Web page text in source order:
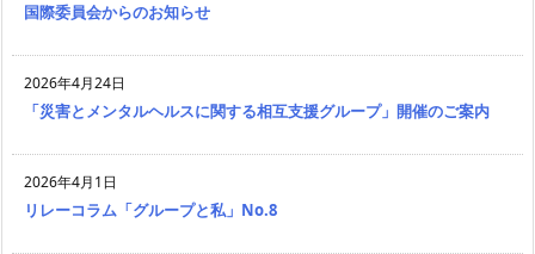
国際委員会からのお知らせ
2026年4月24日
「災害とメンタルヘルスに関する相互支援グループ」開催のご案内
2026年4月1日
リレーコラム「グループと私」No.8